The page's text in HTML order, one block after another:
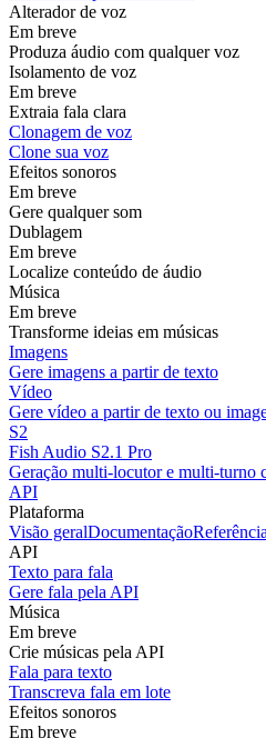
Alterador de voz
Em breve
Produza áudio com qualquer voz
Isolamento de voz
Em breve
Extraia fala clara
Clonagem de voz
Clone sua voz
Efeitos sonoros
Em breve
Gere qualquer som
Dublagem
Em breve
Localize conteúdo de áudio
Música
Em breve
Transforme ideias em músicas
Imagens
Gere imagens a partir de texto
Vídeo
Gere vídeo a partir de texto ou
S2
Fish Audio S2.1 Pro
Geração multi-locutor e multi-turno
API
Plataforma
Visão geralDocumentação
API
Texto para fala
Gere fala pela API
Música
Em breve
Crie músicas pela API
Fala para texto
Transcreva fala em lote
Efeitos sonoros
Em breve